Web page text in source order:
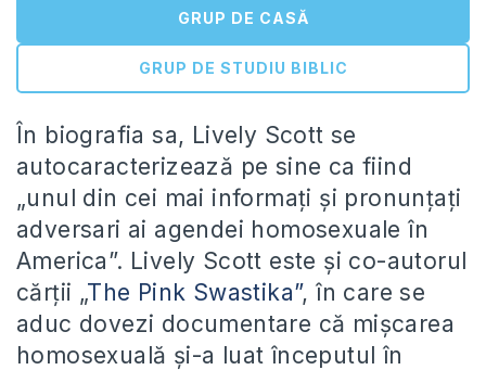
GRUP DE CASĂ
GRUP DE STUDIU BIBLIC
În biografia sa, Lively Scott se
autocaracterizează pe sine ca fiind
„unul din cei mai informaţi şi pronunţaţi
adversari ai agendei homosexuale în
America”. Lively Scott este şi co-autorul
cărţii „The Pink Swastika”, în care se
aduc dovezi documentare că mişcarea
homosexuală şi-a luat începutul în